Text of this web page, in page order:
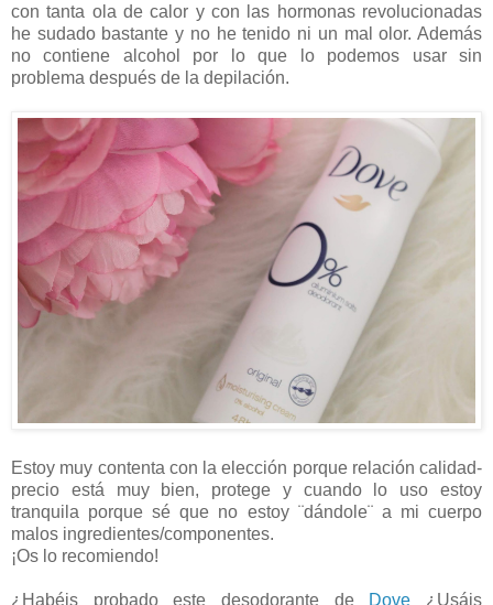
con tanta ola de calor y con las hormonas revolucionadas
he sudado bastante y no he tenido ni un mal olor. Además
no contiene alcohol por lo que lo podemos usar sin
problema después de la depilación.
Estoy muy contenta con la elección porque relación calidad-
precio está muy bien, protege y cuando lo uso estoy
tranquila porque sé que no estoy ¨dándole¨ a mi cuerpo
malos ingredientes/componentes.
¡Os lo recomiendo!
¿Habéis probado este desodorante de Dove ¿Usáis